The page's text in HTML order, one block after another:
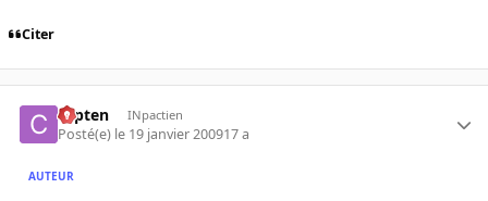
Citer
capten INpactien
Posté(e) le 19 janvier 200917 a
AUTEUR